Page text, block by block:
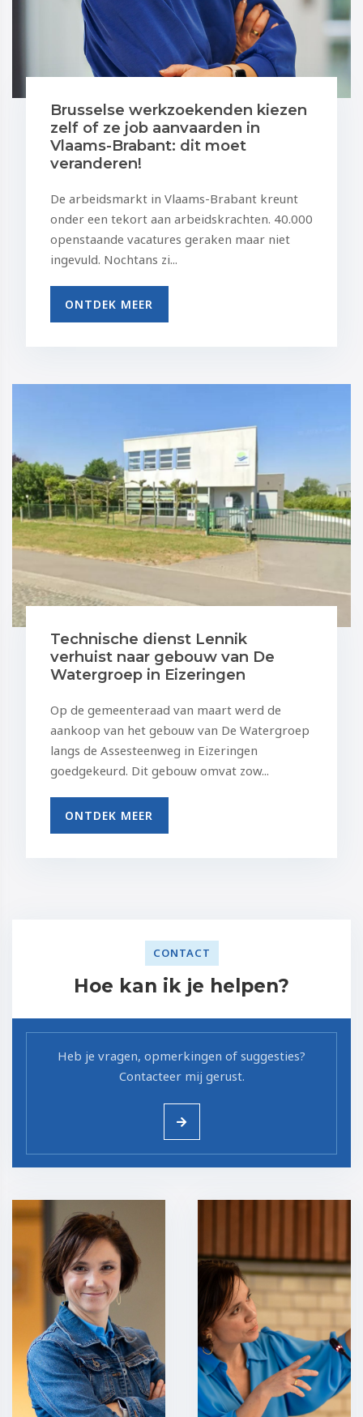
Brusselse werkzoekenden kiezen
zelf of ze job aanvaarden in
Vlaams-Brabant: dit moet
veranderen!
De arbeidsmarkt in Vlaams-Brabant kreunt
onder een tekort aan arbeidskrachten. 40.000
openstaande vacatures geraken maar niet
ingevuld. Nochtans zi...
ONTDEK MEER
Technische dienst Lennik
verhuist naar gebouw van De
Watergroep in Eizeringen
Op de gemeenteraad van maart werd de
aankoop van het gebouw van De Watergroep
langs de Assesteenweg in Eizeringen
goedgekeurd. Dit gebouw omvat zow...
ONTDEK MEER
CONTACT
Hoe kan ik je helpen?
Heb je vragen, opmerkingen of suggesties?
Contacteer mij gerust.